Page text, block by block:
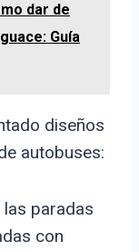
dar de
Guía
diseños
autobuses:
las paradas
con